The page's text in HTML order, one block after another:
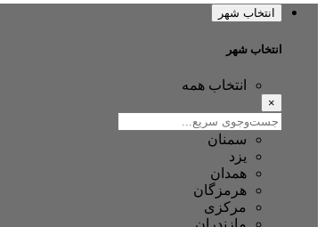
انتخاب شهر
انتخاب شهر
انتخاب همه
×
سمنان
یزد
همدان
هرمزگان
مرکزی
مازندران